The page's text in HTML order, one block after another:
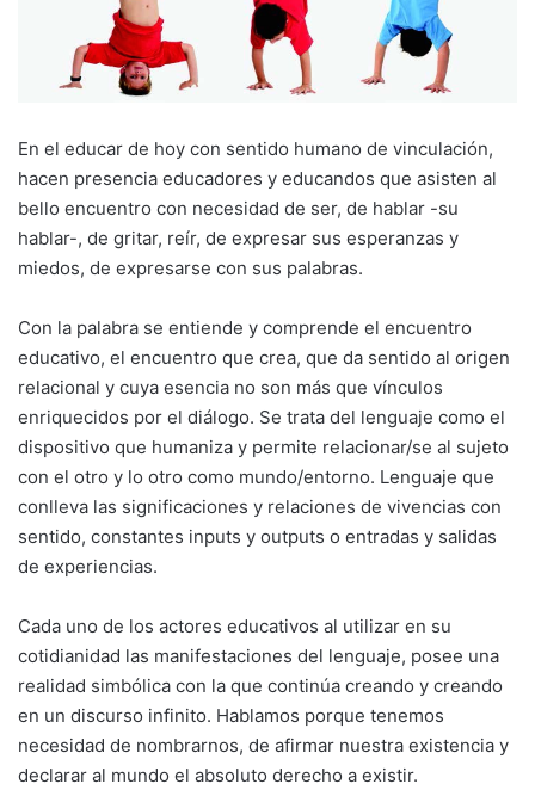
En el educar de hoy con sentido humano de vinculación,
hacen presencia educadores y educandos que asisten al
bello encuentro con necesidad de ser, de hablar -su
hablar-, de gritar, reír, de expresar sus esperanzas y
miedos, de expresarse con sus palabras.
Con la palabra se entiende y comprende el encuentro
educativo, el encuentro que crea, que da sentido al origen
relacional y cuya esencia no son más que vínculos
enriquecidos por el diálogo. Se trata del lenguaje como el
dispositivo que humaniza y permite relacionar/se al sujeto
con el otro y lo otro como mundo/entorno. Lenguaje que
conlleva las significaciones y relaciones de vivencias con
sentido, constantes inputs y outputs o entradas y salidas
de experiencias.
Cada uno de los actores educativos al utilizar en su
cotidianidad las manifestaciones del lenguaje, posee una
realidad simbólica con la que continúa creando y creando
en un discurso infinito. Hablamos porque tenemos
necesidad de nombrarnos, de afirmar nuestra existencia y
declarar al mundo el absoluto derecho a existir.